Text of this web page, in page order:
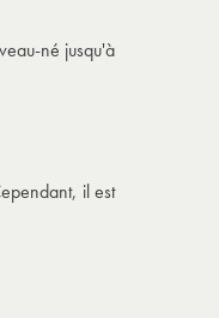
né jusqu'à
il est